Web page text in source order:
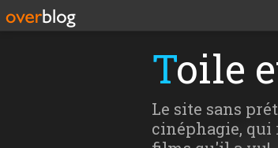
Toile
Le site sans
cinéphagie, qui